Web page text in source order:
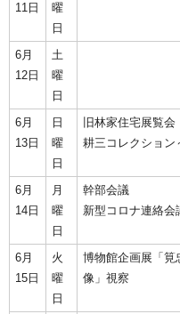
11日
曜
日
6月
12日
土
曜
日
6月
13日
日
曜
日
旧林家住宅展覧
耕三コレクション
6月
14日
月
曜
日
幹部会議
新型コロナ連絡会
6月
15日
火
曜
日
博物館企画展「筧
像」視察